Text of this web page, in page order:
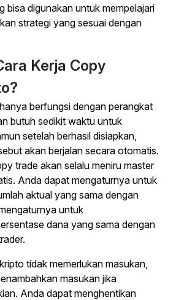
bisa digunakan untuk mempelajari
strategi yang sesuai dengan
Kerja Copy
berfungsi dengan perangkat
butuh sedikit waktu untuk
setelah berhasil disiapkan,
akan berjalan secara otomatis.
tradeakan selalu meniru master
Anda dapat mengaturnya untuk
aktual yang sama dengan
untuk
dana yang sama dengan
kripto tidak memerlukan masukan,
masukan jika
Anda dapat menghentikan